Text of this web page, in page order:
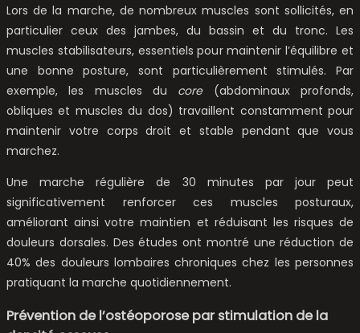
Lors de la marche, de nombreux muscles sont sollicités, en
particulier ceux des jambes, du bassin et du tronc. Les
muscles stabilisateurs, essentiels pour maintenir l’équilibre et
une bonne posture, sont particulièrement stimulés. Par
exemple, les muscles du core (abdominaux profonds,
obliques et muscles du dos) travaillent constamment pour
maintenir votre corps droit et stable pendant que vous
marchez.
Une marche régulière de 30 minutes par jour peut
significativement renforcer ces muscles posturaux,
améliorant ainsi votre maintien et réduisant les risques de
douleurs dorsales. Des études ont montré une réduction de
40% des douleurs lombaires chroniques chez les personnes
pratiquant la marche quotidiennement.
Prévention de l’ostéoporose par stimulation de la